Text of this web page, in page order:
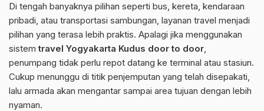
Di tengah banyaknya pilihan seperti bus, kereta, kendaraan
pribadi, atau transportasi sambungan, layanan travel menjadi
pilihan yang terasa lebih praktis. Apalagi jika menggunakan
sistemtravel Yogyakarta Kudus door to door,
penumpang tidak perlu repot datang ke terminal atau stasiun.
Cukup menunggu di titik penjemputan yang telah disepakati,
lalu armada akan mengantar sampai area tujuan dengan lebih
nyaman.